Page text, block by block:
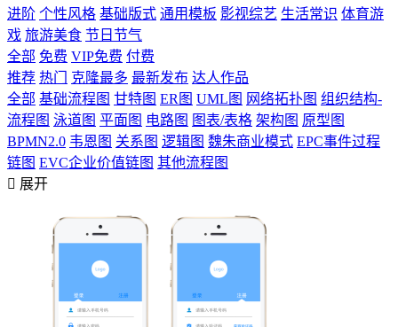
进阶 个性风格 基础版式 通用模板 影视综艺 生活常识 体育游
戏 旅游美食 节日节气
全部 免费 VIP免费 付费
推荐 热门 克隆最多 最新发布 达人作品
全部 基础流程图 甘特图 ER图 UML图 网络拓扑图 组织结构-
流程图 泳道图 平面图 电路图 图表/表格 架构图 原型图
BPMN2.0 韦恩图 关系图 逻辑图 魏朱商业模式 EPC事件过程
链图 EVC企业价值链图 其他流程图
 展开